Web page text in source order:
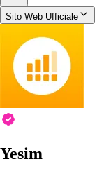
Sito Web Ufficiale
Yesim